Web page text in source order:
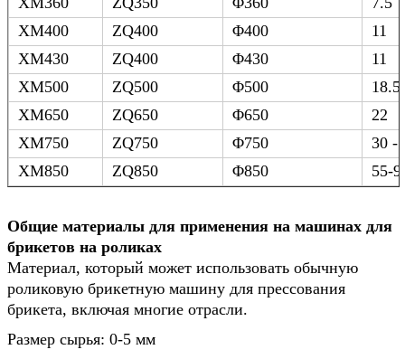
XM400
ZQ400 Φ400
11
XM430
ZQ400 Φ430
11
XM500
ZQ500 Φ500
XM650
ZQ650 Φ650
22
XM750
ZQ750 Φ750
30 -
XM850
ZQ850 Φ850 55-
Общие материалы для применения на машинах для
брикетов на роликах
Материал, который может использовать обычную
роликовую брикетную машину для прессования
брикета, включая многие отрасли.
Размер сырья: 0-5 мм